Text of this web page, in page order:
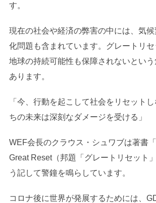
す。
現在の社会や経済の弊害の中には、気
化問題も含まれています。グレートリセ
地球の持続可能性も保障されないとい
あります。
「今、行動を起こして社会をリセット
ちの未来は深刻なダメージを受ける」
WEF会長のクラウス・シュワブは著書
Great Reset（邦題「グレートリセット
う記して警鐘を鳴らしています。
コロナ後に世界が発展するためには、